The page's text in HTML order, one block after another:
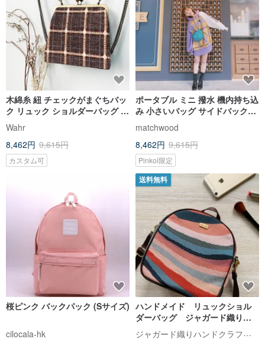
木綿糸 紐 チェックがまぐちバッ
ク リュック ショルダーバッグ サ
イドバッグ 機内持ち込みバッグ
小さめバッグ
Wahr
8,462円 9,615円
カスタム可
ポータブル ミニ 撥水 機内持ち込
み 小さいバッグ サイドバックパ
ック 小さいバッグ 機内持ち込み
バッグ ターコイズグリーン
matchwood
8,462円 9,615円
Pinkoi限定
桜ピンク バックパック (Sサイズ)
cilocala-hk
送料無料
ハンドメイド リュックショル
ダーバッグ ジャガード織りバ
ッグ 防水
ジャガード織りハンドクラフトバッグ